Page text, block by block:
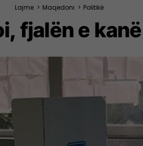
Lajme > Maqedoni > Politikë
fjalën e